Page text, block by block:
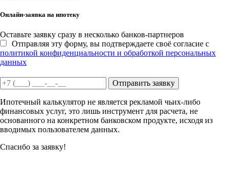
Онлайн-заявка на ипотеку
Оставьте заявку сразу в несколько банков-партнеров
Отправляя эту форму, вы подтверждаете своё согласие с
политикой конфиденциальности и обработкой персональных
данных
Отправить заявку
Ипотечный калькулятор не является рекламой чьих-либо
финансовых услуг, это лишь инструмент для расчета, не
основанного на конкретном банковском продукте, исходя из
вводимых пользователем данных.
Спасибо за заявку!